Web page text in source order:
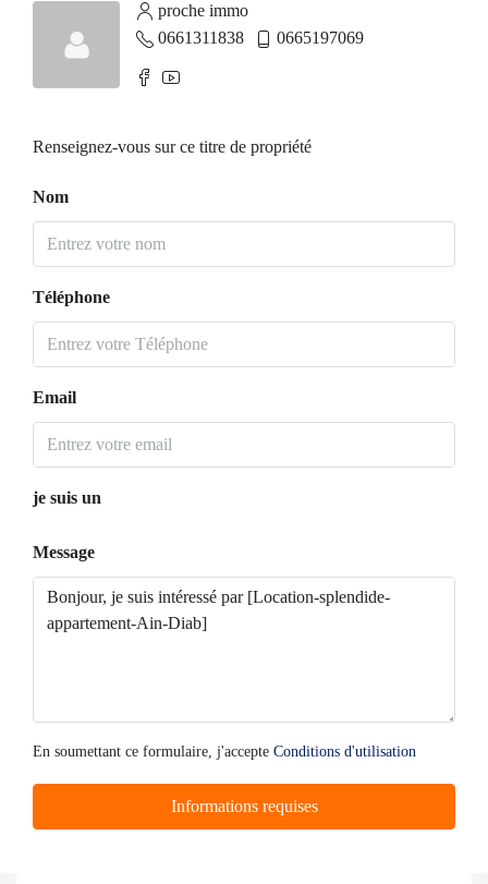
proche immo
0661311838
0665197069
Renseignez-vous sur ce titre de propriété
Nom
Téléphone
Email
je suis un
Message
En soumettant ce formulaire, j'accepte Conditions d'utilisation
Informations requises